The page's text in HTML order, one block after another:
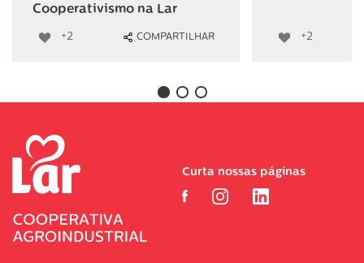
Cooperativismo na Lar
+2 COMPARTILHAR +2
Curta nossas páginas